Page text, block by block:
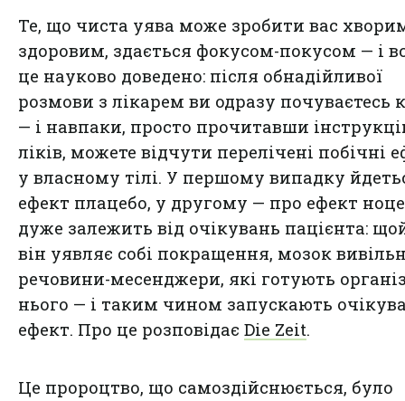
Те, що чиста уява може зробити вас
здоровим, здається фокусом-покусом — і
це науково доведено: після обнадійливої
розмови з лікарем ви одразу почуваєтесь
— і навпаки, просто прочитавши
ліків, можете відчути перелічені побічні
у власному тілі. У першому випадку
ефект плацебо, у другому — про ефект
дуже залежить від очікувань пацієнта:
він уявляє собі покращення, мозок
речовини-месенджери, які готують
нього — і таким чином запускають
ефект. Про це розповідає Die Zeit.
Це пророцтво, що самоздійснюється, було